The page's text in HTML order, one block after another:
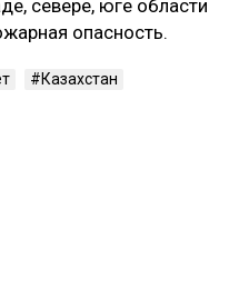
севере, юге области
опасность.
Казахстан